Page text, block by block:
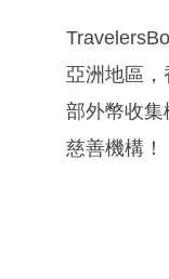
亞洲地區
部外幣收
慈善機構！